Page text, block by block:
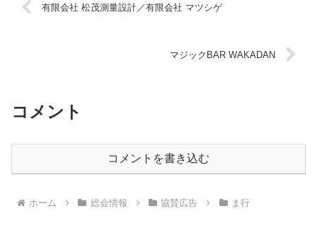
有限会社 松茂測量設計／有限会社 マツシゲ
マジックBAR WAKADAN
コメント
コメントを書き込む
ホーム 総会情報 協賛広告 ま行